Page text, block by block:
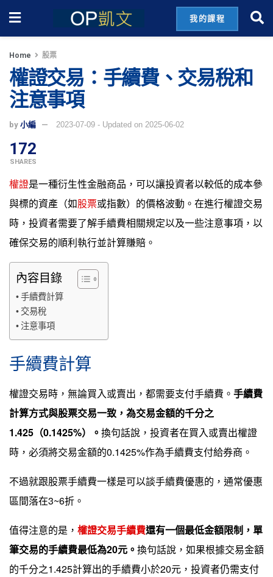
我的課程
Home 股票
權證交易：手續費、交易稅和
注意事項
by 小編 2023-07-09 - Updated on 2025-06-02
172
SHARES
權證是一種衍生性金融商品，可以讓投資者以較低的成本參
與標的資產（如股票或指數）的價格波動。在進行權證交易
時，投資者需要了解手續費相關規定以及一些注意事項，以
確保交易的順利執行並計算賺賠。
內容目錄
手續費計算
交易稅
注意事項
手續費計算
權證交易時，無論買入或賣出，都需要支付手續費。 手續費
計算方式與股票交易一致，為交易金額的千分之
1.425（0.1425%）。 換句話說，投資者在買入或賣出權證
時，必須將交易金額的0.1425%作為手續費支付給券商。
不過就跟股票手續費一樣是可以談手續費優惠的，通常優惠
區間落在3~6折。
值得注意的是， 權證交易手續費還有一個最低金額限制，單
筆交易的手續費最低為20元。 換句話說，如果根據交易金額
的千分之1.425計算出的手續費小於20元，投資者仍需支付